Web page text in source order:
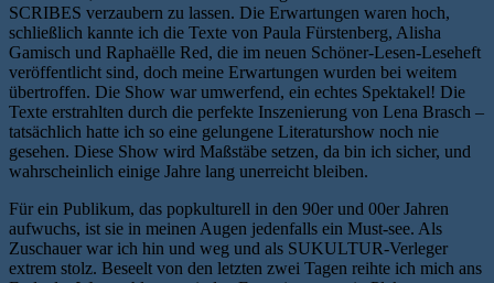
SCRIBES verzaubern zu lassen. Die Erwartungen waren hoch,
schließlich kannte ich die Texte von Paula Fürstenberg, Alisha
Gamisch und Raphaëlle Red, die im neuen Schöner-Lesen-Leseheft
veröffentlicht sind, doch meine Erwartungen wurden bei weitem
übertroffen. Die Show war umwerfend, ein echtes Spektakel! Die
Texte erstrahlten durch die perfekte Inszenierung von Lena Brasch –
tatsächlich hatte ich so eine gelungene Literaturshow noch nie
gesehen. Diese Show wird Maßstäbe setzen, da bin ich sicher, und
wahrscheinlich einige Jahre lang unerreicht bleiben.
Für ein Publikum, das popkulturell in den 90er und 00er Jahren
aufwuchs, ist sie in meinen Augen jedenfalls ein Must-see. Als
Zuschauer war ich hin und weg und als SUKULTUR-Verleger
extrem stolz. Beseelt von den letzten zwei Tagen reihte ich mich ans